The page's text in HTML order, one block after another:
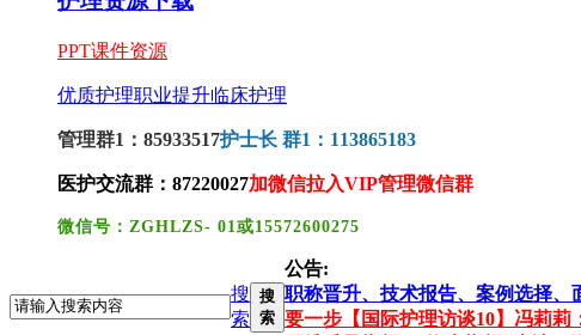
PPT课件资源
优质护理职业提升临床护理
管理群1：85933517护士长 群1：113865183
医护交流群：87220027加微信拉入VIP管理微信群
微信号：ZGHLZS- 01或15572600275
搜
索
搜
索
公告:
职称晋升、技术报告、案例选择、
要一步 【国际护理访谈10】冯莉